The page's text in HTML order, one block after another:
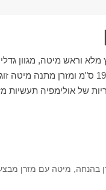
בהנחה מיטה עם מזרן